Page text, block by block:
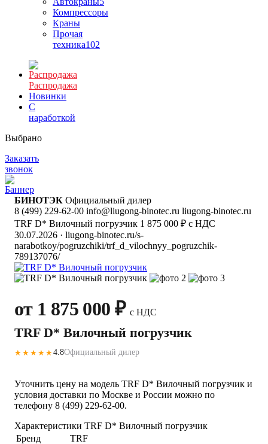
Компрессоры
Краны
Прочая
техника102
Распродажа
Новинки
С
наработкой
Выбрано
Заказать
звонок
БИНОТЭК Официальный дилер
8 (499) 229-62-00 info@liugong-binotec.ru liugong-binotec.ru
TRF D* Вилочный погрузчик 1 875 000 ₽ с НДС
30.07.2026 · liugong-binotec.ru/s-
narabotkoy/pogruzchiki/trf_d_vilochnyy_pogruzchik-
789137076/
от 1 875 000 ₽с НДС
TRF D* Вилочный погрузчик
★★★★★4.8Официальный дилер
Уточнить цену на модель TRF D* Вилочный погрузчик и
условия доставки по Москве и России можно по
телефону 8 (499) 229-62-00.
Характеристики TRF D* Вилочный погрузчик
Бренд
TRF